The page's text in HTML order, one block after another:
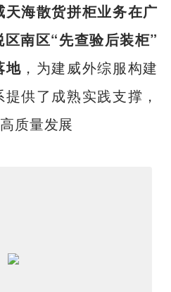
天海散货拼柜业务在广
南区“先查验后装柜”
地 ，为建威外综服构建
供了成熟实践支撑，
质量发展